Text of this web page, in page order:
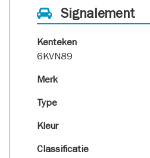
Signalement
Kenteken
6KVN89
Merk
Type
Kleur
Classificatie